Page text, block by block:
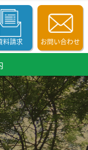
料請求 お問い合わせ